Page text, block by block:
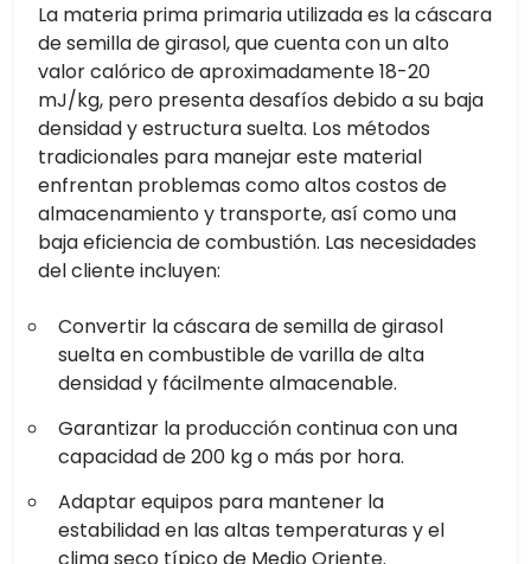
La materia prima primaria utilizada es la cáscara
de semilla de girasol, que cuenta con un alto
valor calórico de aproximadamente 18-20
mJ/kg, pero presenta desafíos debido a su baja
densidad y estructura suelta. Los métodos
tradicionales para manejar este material
enfrentan problemas como altos costos de
almacenamiento y transporte, así como una
baja eficiencia de combustión. Las necesidades
del cliente incluyen:
Convertir la cáscara de semilla de girasol
suelta en combustible de varilla de alta
densidad y fácilmente almacenable.
Garantizar la producción continua con una
capacidad de 200 kg o más por hora.
Adaptar equipos para mantener la
estabilidad en las altas temperaturas y el